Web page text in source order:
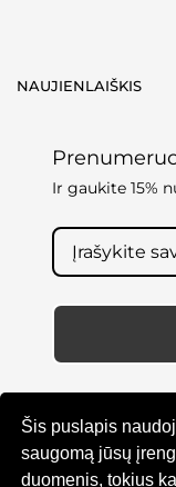
Šis puslapis
saugomą jūsų
duomenis, tokius
NAUJIENLAIŠKIS
Ir gaukite 15%